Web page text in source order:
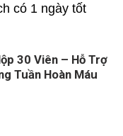
có 1 ngày tốt
30 Viên – Hỗ Trợ
Tuần Hoàn Máu